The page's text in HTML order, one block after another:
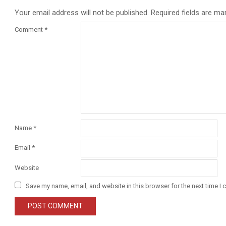
Your email address will not be published. Required fields are
Comment *
Name *
Email *
Website
Save my name, email, and website in this browser for the next time I